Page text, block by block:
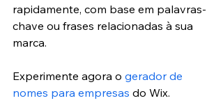
rapidamente, com base em palavras-
chave ou frases relacionadas à sua
marca.
Experimente agora o gerador de
nomes para empresas do Wix.